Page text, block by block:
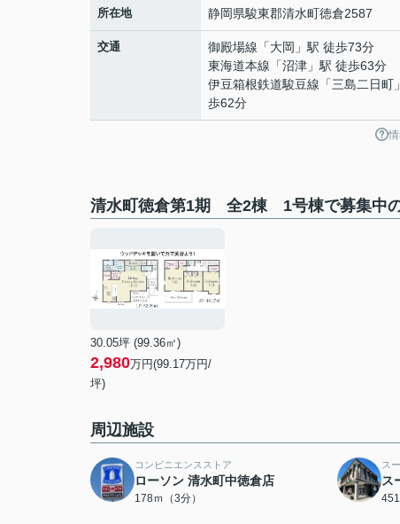
所在地 静岡県駿東郡清水町徳倉2587
交通 御殿場線 「大岡 」駅 徒歩73分
東海道本線 「沼津 」駅 徒歩63分
伊豆箱根鉄道駿豆線 「三島二日町
歩62分
清水町徳倉第1期 全2棟 1号棟で募集中
30.05坪 (99.36㎡)
2,980万円(99.17万円/
坪)
周辺施設
コンビニエンスストア
ローソン 清水町中徳倉店
178ｍ（3分）
ス
ス
451